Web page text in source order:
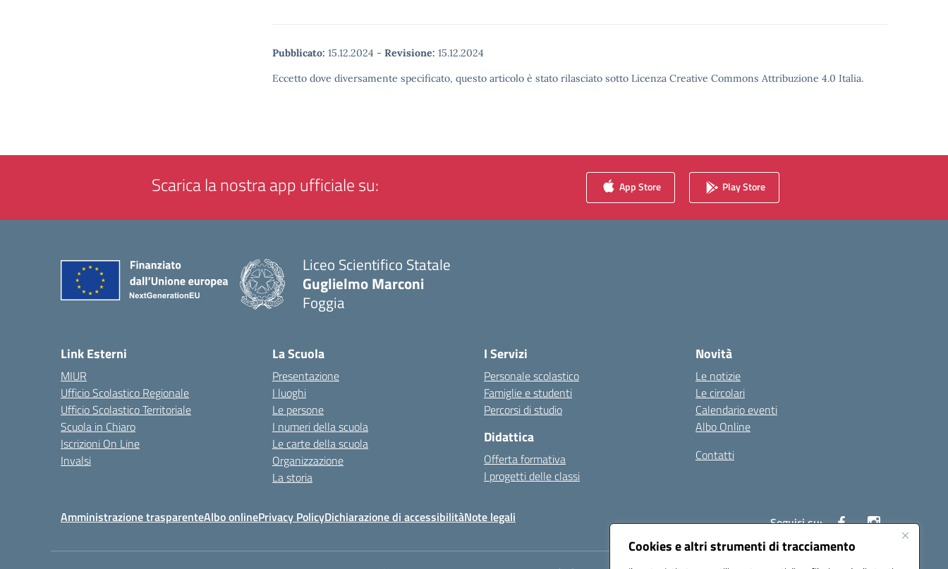
Cookies e altri strumenti di tracciamento
Pubblicato: 15.12.2024 - Revisione: 15.12.2024
Eccetto dove diversamente specificato, questo articolo è stato rilasciato sotto Licenza Creative Commons Attribuzione 4.0 Italia.
Scarica la nostra app ufficiale su: App Store Play Store
Liceo Scientifico Statale
Guglielmo Marconi
Foggia
Link Esterni
MIUR
Ufficio Scolastico Regionale
Ufficio Scolastico Territoriale
Scuola in Chiaro
Iscrizioni On Line
Invalsi
La Scuola
Presentazione
I luoghi
Le persone
I numeri della scuola
Le carte della scuola
Organizzazione
La storia
I Servizi
Personale scolastico
Famiglie e studenti
Percorsi di studio
Didattica
Offerta formativa
I progetti delle classi
Novità
Le notizie
Le circolari
Calendario eventi
Albo Online
Contatti
Amministrazione trasparenteAlbo onlinePrivacy PolicyDichiarazione di accessibilitàNote legali Seguici su: